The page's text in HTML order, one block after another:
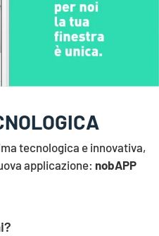
tecnologica e innovativa,
applicazione: nobAPP